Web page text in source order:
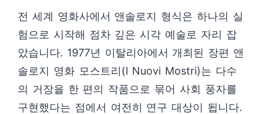
전 세계 영화사에서 앤솔로지 형식은 하나의 실
험으로 시작해 점차 깊은 시각 예술로 자리 잡
았습니다. 1977년 이탈리아에서 개최된 장편 앤
솔로지 영화 모스트리(I Nuovi Mostri)는 다수
의 거장을 한 편의 작품으로 묶어 사회 풍자를
구현했다는 점에서 여전히 연구 대상이 됩니다.